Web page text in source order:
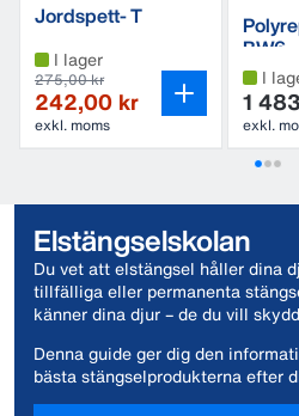
Jordspett- T
I lager
275,00 kr
242,00 kr
exkl. moms
BW6
I
1
exkl.
Elstängselskolan
Du vet att elstängsel håller dina
tillfälliga eller permanenta
känner dina djur – de du vill
Denna guide ger dig den
bästa stängselprodukterna efter